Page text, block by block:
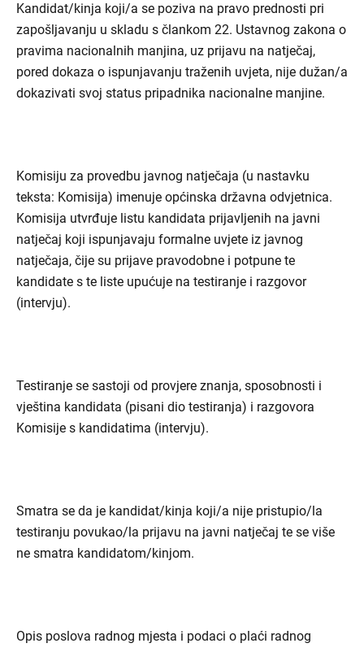
Kandidat/kinja koji/a se poziva na pravo prednosti pri
zapošljavanju u skladu s člankom 22. Ustavnog zakona o
pravima nacionalnih manjina, uz prijavu na natječaj,
pored dokaza o ispunjavanju traženih uvjeta, nije dužan/a
dokazivati svoj status pripadnika nacionalne manjine.
Komisiju za provedbu javnog natječaja (u nastavku
teksta: Komisija) imenuje općinska državna odvjetnica.
Komisija utvrđuje listu kandidata prijavljenih na javni
natječaj koji ispunjavaju formalne uvjete iz javnog
natječaja, čije su prijave pravodobne i potpune te
kandidate s te liste upućuje na testiranje i razgovor
(intervju).
Testiranje se sastoji od provjere znanja, sposobnosti i
vještina kandidata (pisani dio testiranja) i razgovora
Komisije s kandidatima (intervju).
Smatra se da je kandidat/kinja koji/a nije pristupio/la
testiranju povukao/la prijavu na javni natječaj te se više
ne smatra kandidatom/kinjom.
Opis poslova radnog mjesta i podaci o plaći radnog